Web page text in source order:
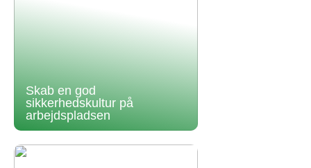
Skab en god
sikkerhedskultur på
arbejdspladsen